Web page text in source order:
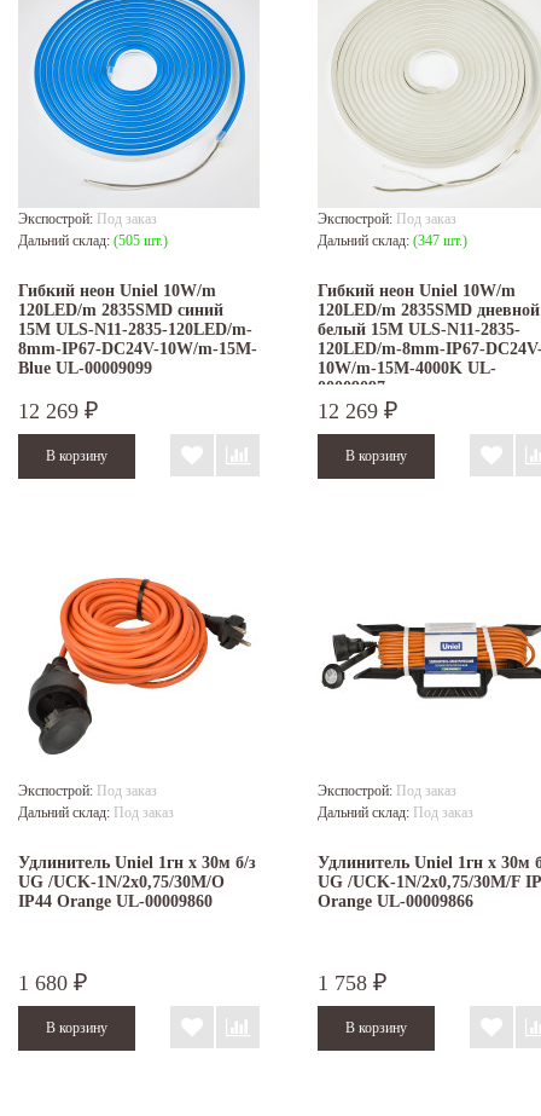
Экспострой: Под заказ
Дальний склад: (505 шт.)
Гибкий неон Uniel 10W/m
120LED/m 2835SMD синий
15M ULS-N11-2835-120LED/m-
8mm-IP67-DC24V-10W/m-15M-
Blue UL-00009099
12 269 ₽
Экспострой: Под заказ
Дальний склад: (347 шт.)
Гибкий неон Uniel 10W/m
120LED/m 2835SMD дневной
белый 15M ULS-N11-2835-
120LED/m-8mm-IP67-
10W/m-15M-4000K UL-
00009097
12 269 ₽
Экспострой: Под заказ
Дальний склад: Под заказ
Удлинитель Uniel 1гн х 30м б/з
UG /UCK-1N/2x0,75/30M/O
IP44 Orange UL-00009860
1 680 ₽
Экспострой: Под заказ
Дальний склад: Под заказ
Удлинитель Uniel 1гн х 30м
UG /UCK-1N/2x0,75/30M/F
Orange UL-00009866
1 758 ₽